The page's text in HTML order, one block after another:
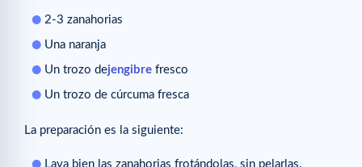
2-3 zanahorias
Una naranja
Un trozo dejengibre fresco
Un trozo de cúrcuma fresca
La preparación es la siguiente:
Lava bien las zanahorias frotándolas, sin pelarlas.